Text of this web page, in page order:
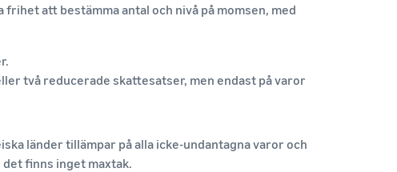
att bestämma antal och nivå på momsen, med
två reducerade skattesatser, men endast på varor
länder tillämpar på alla icke-undantagna varor och
finns inget maxtak.